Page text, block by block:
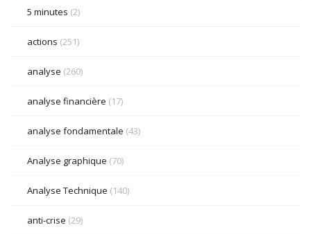
5 minutes (2)
actions (251)
analyse (260)
analyse financière (17)
analyse fondamentale (43)
Analyse graphique (70)
Analyse Technique (140)
anti-crise (29)